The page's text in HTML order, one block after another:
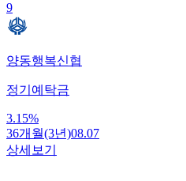
9
양동행복신협
정기예탁금
3.15%
36개월(3년)08.07
상세보기